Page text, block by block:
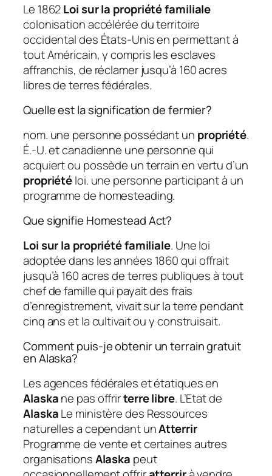
Le 1862Loi sur la propriété familiale
colonisation accélérée du territoire
occidental des États-Unis en permettant à
tout Américain, y compris les esclaves
affranchis, de réclamer jusqu’à 160 acres
libres de terres fédérales.
Quelle est la signification de fermier?
nom. une personne possédant un propriété.
É.-U. et canadienne une personne qui
acquiert ou possède un terrain en vertu d’un
propriétéloi. une personne participant à un
programme de homesteading.
Que signifie Homestead Act?
Loi sur la propriété familiale. Une loi
adoptée dans les années 1860 qui offrait
jusqu’à 160 acres de terres publiques à tout
chef de famille qui payait des frais
d’enregistrement, vivait sur la terre pendant
cinq ans et la cultivait ou y construisait.
Comment puis-je obtenir un terrain gratuit
en Alaska?
Les agences fédérales et étatiques en
Alaskane pas offrirterre libre. L’Etat de
AlaskaLe ministère des Ressources
naturelles a cependant unAtterrir
Programme de vente et certaines autres
organisationsAlaska peut